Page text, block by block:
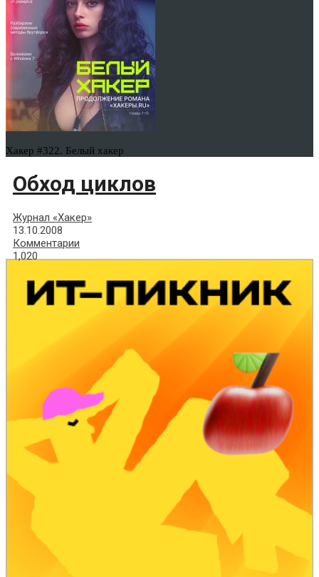
Хакер #322. Белый хакер
Обход циклов
Журнал «Хакер»
13.10.2008
Комментарии
1,020